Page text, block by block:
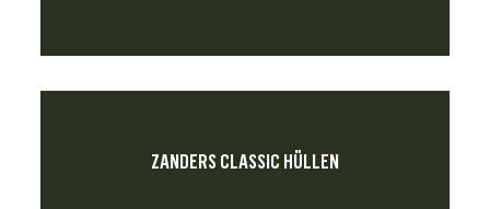
ZANDERS CLASSIC HÜLLEN